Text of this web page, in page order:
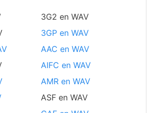
3G2 en WAV
3GP en WAV
AAC en WAV
AIFC en WAV
AMR en WAV
ASF en WAV